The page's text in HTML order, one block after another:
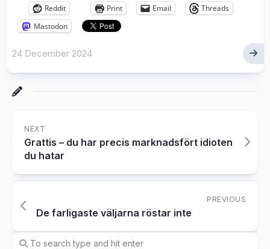
Reddit Print Email
Threads
Mastodon
24 December 2024
NEXT
Grattis – du har precis marknadsfört idioten
du hatar
PREVIOUS
De farligaste väljarna röstar inte